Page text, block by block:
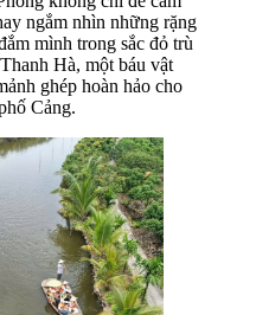
ngắm nhìn những rặng
mình trong sắc đỏ trù
Hà, một báu vật
ghép hoàn hảo cho
Cảng.